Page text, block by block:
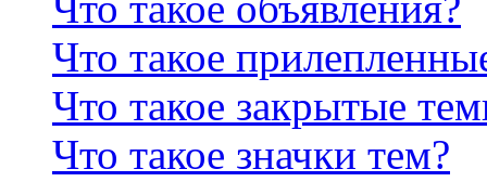
Что такое
Что такое закрытые
Что такое значки тем?